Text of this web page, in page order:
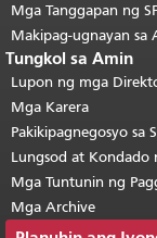
Mga Tanggapan ng
Makipag-ugnayan sa
Tungkol sa Amin
Lupon ng mga
Mga Karera
Pakikipagnegosyo sa
Lungsod at Kondado
Mga Tuntunin ng
Mga Archive